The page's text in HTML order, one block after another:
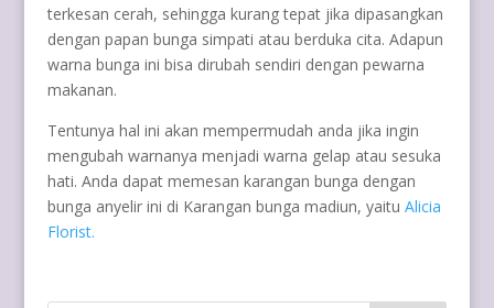
terkesan cerah, sehingga kurang tepat jika dipasangkan
dengan papan bunga simpati atau berduka cita. Adapun
warna bunga ini bisa dirubah sendiri dengan pewarna
makanan.
Tentunya hal ini akan mempermudah anda jika ingin
mengubah warnanya menjadi warna gelap atau sesuka
hati. Anda dapat memesan karangan bunga dengan
bunga anyelir ini di Karangan bunga madiun, yaitu Alicia
Florist.